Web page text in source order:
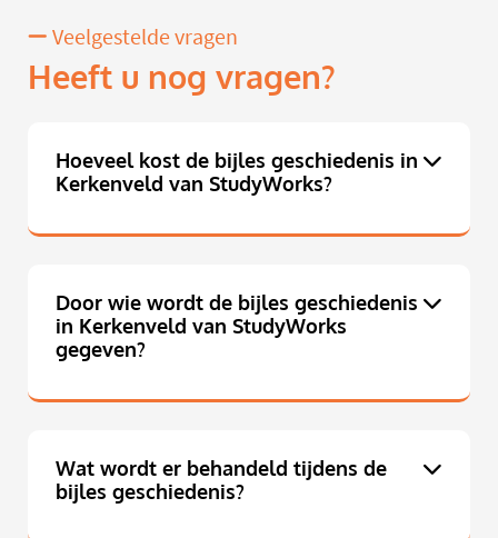
Veelgestelde vragen
Heeft u nog vragen?
Hoeveel kost de bijles geschiedenis in
Kerkenveld van StudyWorks?
Door wie wordt de bijles geschiedenis
in Kerkenveld van StudyWorks
gegeven?
Wat wordt er behandeld tijdens de
bijles geschiedenis?